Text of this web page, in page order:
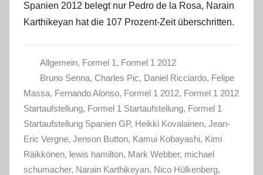
Spanien 2012 belegt nur Pedro de la Rosa, Narain
Karthikeyan hat die 107 Prozent-Zeit überschritten.
Allgemein, Formel 1, Formel 1 2012
Bruno Senna, Charles Pic, Daniel Ricciardo, Felipe
Massa, Fernando Alonso, Formel 1 2012, Formel 1 2012
Startaufstellung, Formel 1 Startaufstellung, Formel 1
Startaufstellung Spanien GP, Heikki Kovalainen, Jean-
Eric Vergne, Jenson Button, Kamui Kobayashi, Kimi
Räikkönen, lewis hamilton, Mark Webber, michael
schumacher, Narain Karthikeyan, Nico Hülkenberg,